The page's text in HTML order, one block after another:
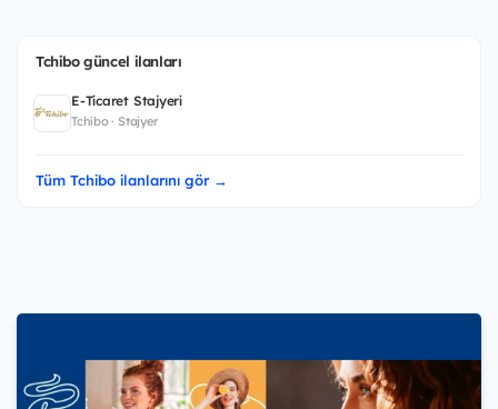
Tchibo güncel ilanları
E-Ticaret Stajyeri
Tchibo · Stajyer
Tüm Tchibo ilanlarını gör →